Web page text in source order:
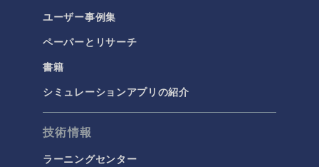
ユーザー事例集
ペーパーとリサーチ
書籍
シミュレーションアプリの紹介
技術情報
ラーニングセンター